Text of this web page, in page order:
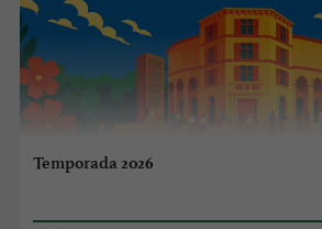
Temporada 2026